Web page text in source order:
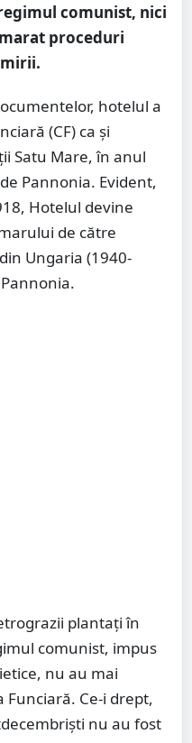
comunist, nici
proceduri
hotelul a
(CF) ca și
Satu Mare, în anul
Pannonia. Evident,
Hotelul devine
de către
Ungaria (1940-
plantați în
comunist, impus
nu au mai
Ce-i drept,
nu au fost